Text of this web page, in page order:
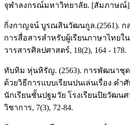
จุฬาลงกรณ์มหาวิทยาลัย. [สัมภาษณ์],
กิ่งกาญจน์ บูรณสินวัฒนกูล.(2561). ก
การสื่อสารสำหรับผู้เรียนภาษาไทยใ
วารสารศิลปศาสตร์, 18(2), 164 - 178.
ทับทิม หุ่นหิรัญ. (2563). การพัฒนาชุ
ด้วยวิธีการแบบเรียนปนเล่นเรื่อง คำ
นักเรียนชั้นปฐมวัย โรงเรียนปิยวัฒน
วิชาการ, 7(3), 72-84.